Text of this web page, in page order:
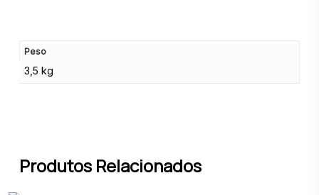
Peso
3,5 kg
Produtos Relacionados